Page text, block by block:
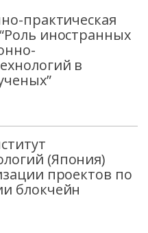
практическая
иностранных
в
(Япония)
проектов по
блокчейн